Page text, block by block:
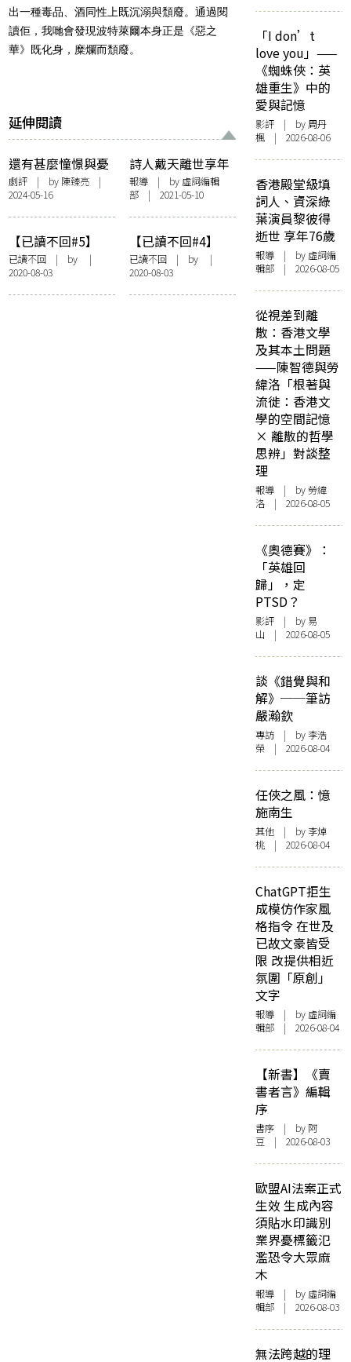
出一種毒品、酒同性上既沉溺與頹廢。通過閱
讀佢，我哋會發現波特萊爾本身正是《惡之
華》既化身，糜爛而頹廢。
延伸閱讀
還有甚麼憧憬與憂
鬱：從藝君子劇團
《惡之華》看波特
萊爾
劇評 | by 陳臻亮 |
2024-05-16
詩人戴天離世享年
84歲 曾開辦「創建
實驗學院」教授文
學
報導| by 虛詞編輯
部 | 2021-05-10
【已讀不回#5】
Serrini：飲酒糜爛
抑或官場黑暗？莫
言《酒國》是倒轉
已讀不回 | by |
2020-08-03
【已讀不回#4】
Serrni：陷入理想
與現實的漩渦 《酒
徒》真的是意識流
已讀不回| by |
2020-08-03
「I don’t
love you」——
《蜘蛛俠：英
雄重生》中的
愛與記憶
影評 | by周丹
楓 | 2026-08-06
香港殿堂級填
詞人、資深綠
葉演員黎彼得
逝世 享年76歲
報導 | by 虛詞編
輯部 | 2026-08-05
從視差到離
散：香港文學
及其本土問題
——陳智德與勞
緯洛「根著與
流徙：香港文
學的空間記憶
× 離散的哲學
思辨」對談整
理
報導 | by 勞緯
洛 | 2026-08-05
《奧德賽》：
「英雄回
歸」，定
PTSD？
影評 | by 易
山 | 2026-08-05
談《錯覺與和
解》──筆訪
嚴瀚欽
專訪 | by 李浩
榮 | 2026-08-04
任俠之風：憶
施南生
其他 | by 李焯
桃 | 2026-08-04
ChatGPT拒生
成模仿作家風
格指令 在世及
已故文豪皆受
限 改提供相近
氛圍「原創」
文字
報導 | by 虛詞編
輯部 | 2026-08-04
【新書】《賣
書者言》編輯
序
書序 | by 阿
豆 | 2026-08-03
歐盟AI法案正式
生效 生成內容
須貼水印識別
業界憂標籤氾
濫恐令大眾麻
木
報導 | by 虛詞編
輯部 | 2026-08-03
無法跨越的理